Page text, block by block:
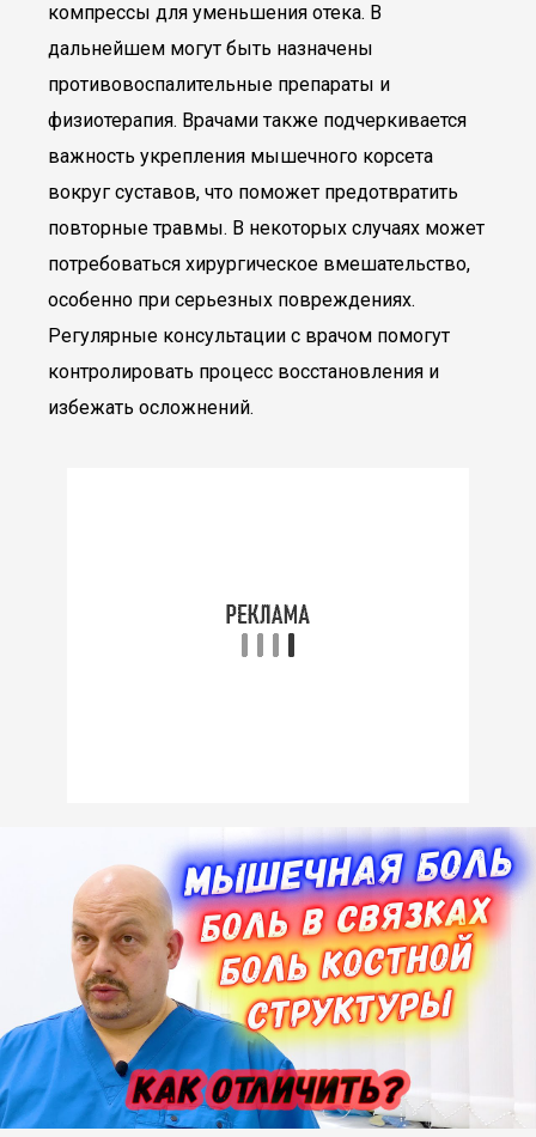
компрессы для уменьшения отека. В
дальнейшем могут быть назначены
противовоспалительные препараты и
физиотерапия. Врачами также подчеркивается
важность укрепления мышечного корсета
вокруг суставов, что поможет предотвратить
повторные травмы. В некоторых случаях может
потребоваться хирургическое вмешательство,
особенно при серьезных повреждениях.
Регулярные консультации с врачом помогут
контролировать процесс восстановления и
избежать осложнений.